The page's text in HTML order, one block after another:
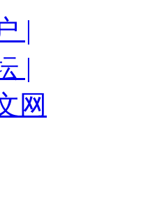
|
|
网